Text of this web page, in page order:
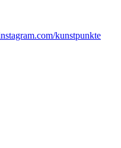
kunstpunkte